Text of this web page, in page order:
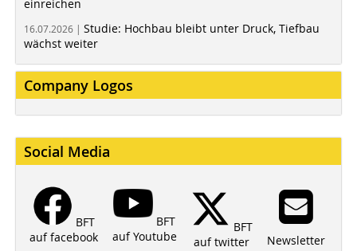
einreichen
16.07.2026 | Studie: Hochbau bleibt unter Druck, Tiefbau
wächst weiter
Company Logos
Social Media
BFT
auf facebook
BFT
auf Youtube
BFT
auf twitter
Newsletter